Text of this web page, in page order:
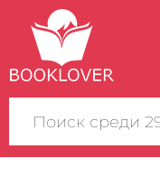
Поиск
по
сайту